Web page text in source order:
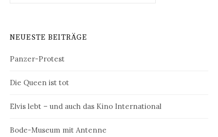
NEUESTE BEITRÄGE
Panzer-Protest
Die Queen ist tot
Elvis lebt – und auch das Kino International
Bode-Museum mit Antenne